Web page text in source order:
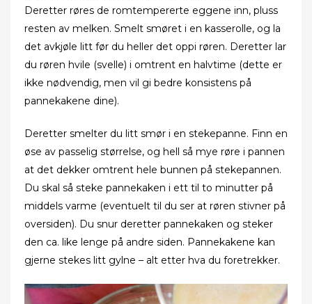
Deretter røres de romtempererte eggene inn, pluss
resten av melken. Smelt smøret i en kasserolle, og la
det avkjøle litt før du heller det oppi røren. Deretter lar
du røren hvile (svelle) i omtrent en halvtime (dette er
ikke nødvendig, men vil gi bedre konsistens på
pannekakene dine).
Deretter smelter du litt smør i en stekepanne. Finn en
øse av passelig størrelse, og hell så mye røre i pannen
at det dekker omtrent hele bunnen på stekepannen.
Du skal så steke pannekaken i ett til to minutter på
middels varme (eventuelt til du ser at røren stivner på
oversiden). Du snur deretter pannekaken og steker
den ca. like lenge på andre siden. Pannekakene kan
gjerne stekes litt gylne – alt etter hva du foretrekker.